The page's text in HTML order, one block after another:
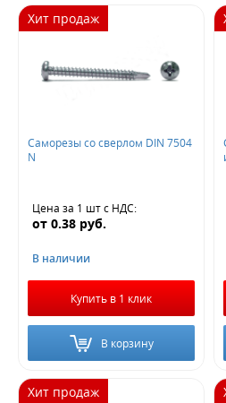
Хит продаж
Саморезы со сверлом DIN 7504
N
Цена за 1 штс НДС:
от 0.38 руб.
В наличии
Купить в 1 клик
В корзину
Хит продаж